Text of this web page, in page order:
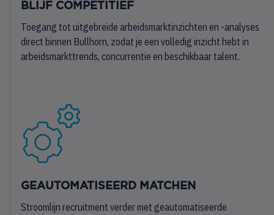
BLIJF COMPETITIEF
Toegang tot uitgebreide arbeidsmarktinzichten en -analyses
direct binnen Bullhorn, zodat je een volledig inzicht hebt in
arbeidsmarkttrends, concurrentie en beschikbaar talent.
GEAUTOMATISEERD MATCHEN
Stroomlijn recruitment verder met geautomatiseerde